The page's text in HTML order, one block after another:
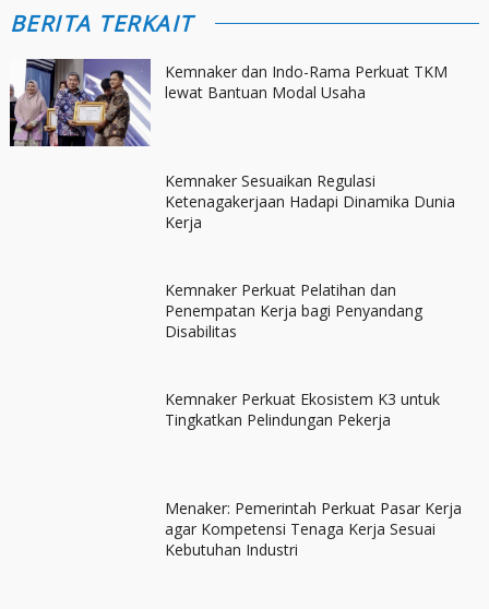
BERITA TERKAIT
Kemnaker dan Indo-Rama Perkuat TKM
lewat Bantuan Modal Usaha
Kemnaker Sesuaikan Regulasi
Ketenagakerjaan Hadapi Dinamika Dunia
Kerja
Kemnaker Perkuat Pelatihan dan
Penempatan Kerja bagi Penyandang
Disabilitas
Kemnaker Perkuat Ekosistem K3 untuk
Tingkatkan Pelindungan Pekerja
Menaker: Pemerintah Perkuat Pasar Kerja
agar Kompetensi Tenaga Kerja Sesuai
Kebutuhan Industri